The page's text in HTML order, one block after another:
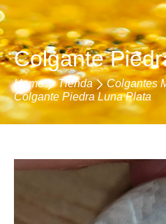
Colgante
Home Tienda
Colgantes
Colgante Piedra Luna Plata